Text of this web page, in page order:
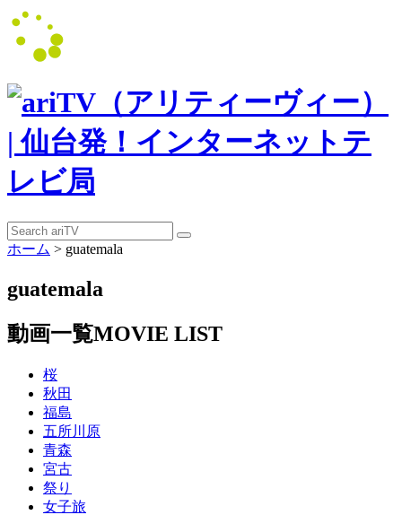
ホーム > guatemala
guatemala
動画一覧MOVIE LIST
桜
秋田
福島
五所川原
青森
宮古
祭り
女子旅